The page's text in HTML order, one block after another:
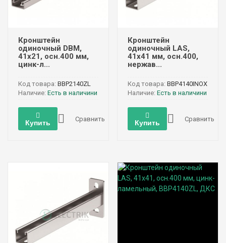
Кронштейн
одиночный DBM,
41х21, осн.400 мм,
цинк-л...
Код товара: BBP2140ZL
Наличие: Есть в наличини
Купить Сравнить
Кронштейн
одиночный LAS,
41х41 мм, осн.400,
нержав...
Код товара: BBP4140INOX
Наличие: Есть в наличини
Купить Сравнить